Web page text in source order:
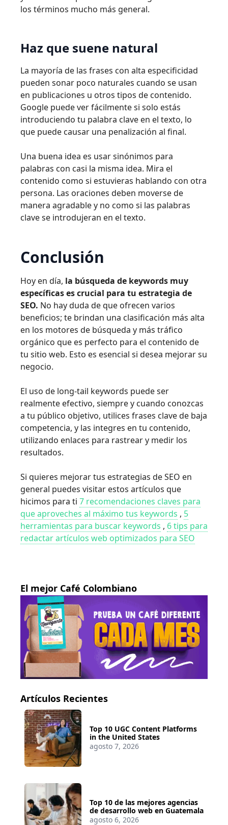
los términos mucho más general.
Haz que suene natural
La mayoría de las frases con alta especificidad
pueden sonar poco naturales cuando se usan
en publicaciones u otros tipos de contenido.
Google puede ver fácilmente si solo estás
introduciendo tu palabra clave en el texto, lo
que puede causar una penalización al final.
Una buena idea es usar sinónimos para
palabras con casi la misma idea. Mira el
contenido como si estuvieras hablando con otra
persona. Las oraciones deben moverse de
manera agradable y no como si las palabras
clave se introdujeran en el texto.
Conclusión
Hoy en día, la búsqueda de keywords muy
específicas es crucial para tu estrategia de
SEO. No hay duda de que ofrecen varios
beneficios; te brindan una clasificación más alta
en los motores de búsqueda y más tráfico
orgánico que es perfecto para el contenido de
tu sitio web. Esto es esencial si desea mejorar su
negocio.
El uso de long-tail keywords puede ser
realmente efectivo, siempre y cuando conozcas
a tu público objetivo, utilices frases clave de baja
competencia, y las integres en tu contenido,
utilizando enlaces para rastrear y medir los
resultados.
Si quieres mejorar tus estrategias de SEO en
general puedes visitar estos artículos que
hicimos para ti 7 recomendaciones claves para
que aproveches al máximo tus keywords , 5
herramientas para buscar keywords , 6 tips para
redactar artículos web optimizados para SEO
El mejor Café Colombiano
Artículos Recientes
Top 10 UGC Content Platforms
in the United States
agosto 7, 2026
Top 10 de las mejores agencias
de desarrollo web en Guatemala
agosto 6, 2026